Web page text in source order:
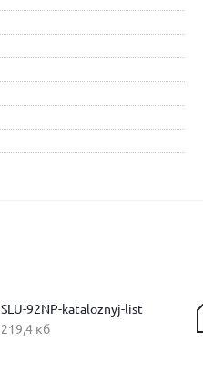
SLU-92NP-kataloznyj-list
219,4 кб